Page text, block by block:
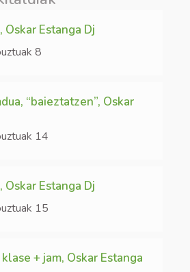
Oskar Estanga Dj
8
“baieztatzen”, Oskar
14
Oskar Estanga Dj
15
+ jam, Oskar Estanga